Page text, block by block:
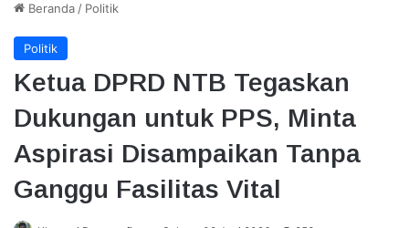
Beranda / Politik
Politik
Ketua DPRD NTB Tegaskan
Dukungan untuk PPS, Minta
Aspirasi Disampaikan Tanpa
Ganggu Fasilitas Vital